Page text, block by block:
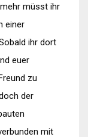
müsst ihr
einer
ihr dort
euer
zu
der
mit